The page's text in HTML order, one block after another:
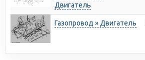
Двигатель
Газопровод » Двигатель